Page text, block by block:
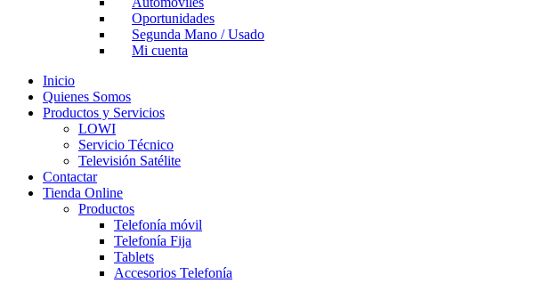
Oportunidades
Segunda Mano / Usado
Mi cuenta
Inicio
Quienes Somos
Productos y Servicios
LOWI
Servicio Técnico
Televisión Satélite
Contactar
Tienda Online
Productos
Telefonía móvil
Telefonía Fija
Tablets
Accesorios Telefonía